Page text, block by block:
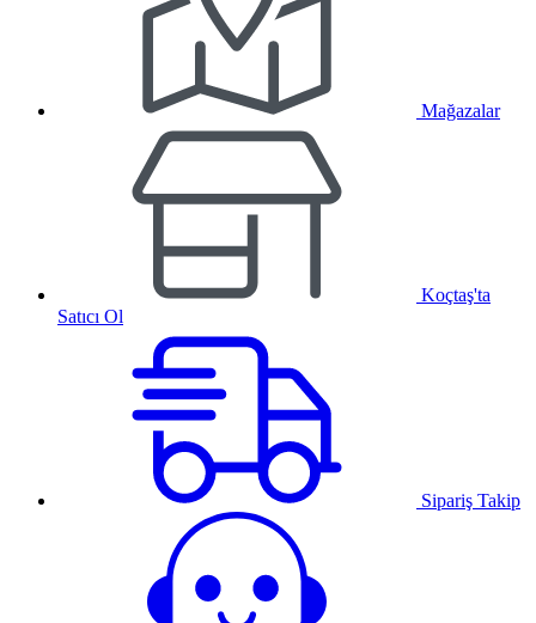
Mağazalar
Koçtaş'ta
Satıcı Ol
Sipariş Takip